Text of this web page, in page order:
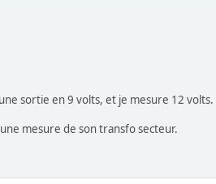
sortie en 9 volts, et je mesure 12 volts.
mesure de son transfo secteur.